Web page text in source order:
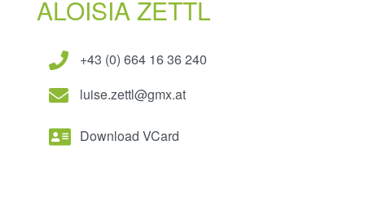
ALOISIA ZETTL
+43 (0) 664 16 36 240
luise.zettl@gmx.at
Download VCard